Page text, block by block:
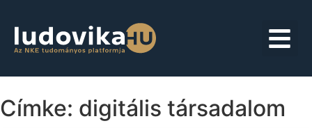
Címke: digitális társadalom